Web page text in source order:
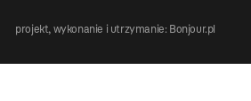
projekt, wykonanie i utrzymanie: Bonjour.pl